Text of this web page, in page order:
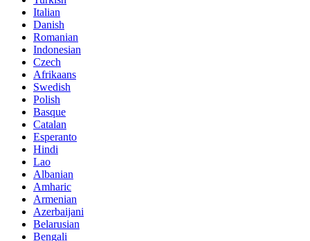
Italian
Danish
Romanian
Indonesian
Czech
Afrikaans
Swedish
Polish
Basque
Catalan
Esperanto
Hindi
Lao
Albanian
Amharic
Armenian
Azerbaijani
Belarusian
Bengali